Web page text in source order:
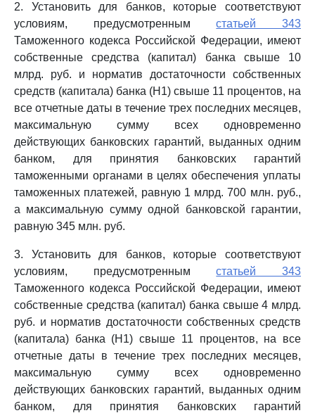
2. Установить для банков, которые соответствуют
условиям, предусмотреннымстатьей 343
Таможенного кодекса Российской Федерации, имеют
собственные средства (капитал) банка свыше 10
млрд. руб. и норматив достаточности собственных
средств (капитала) банка (Н1) свыше 11 процентов, на
все отчетные даты в течение трех последних месяцев,
максимальную сумму всех одновременно
действующих банковских гарантий, выданных одним
банком, для принятия банковских гарантий
таможенными органами в целях обеспечения уплаты
таможенных платежей, равную 1 млрд. 700 млн. руб.,
а максимальную сумму одной банковской гарантии,
равную 345 млн. руб.
3. Установить для банков, которые соответствуют
условиям, предусмотреннымстатьей 343
Таможенного кодекса Российской Федерации, имеют
собственные средства (капитал) банка свыше 4 млрд.
руб. и норматив достаточности собственных средств
(капитала) банка (Н1) свыше 11 процентов, на все
отчетные даты в течение трех последних месяцев,
максимальную сумму всех одновременно
действующих банковских гарантий, выданных одним
банком, для принятия банковских гарантий